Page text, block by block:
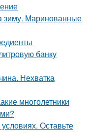
Маринованные
банку
Нехватка
многолетники
Оставьте